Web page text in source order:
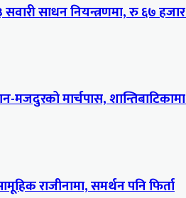
साधन नियन्त्रणमा, रु ६७
मार्चपास, शान्तिबाटिकामा
राजीनामा, समर्थन पनि फिर्ता